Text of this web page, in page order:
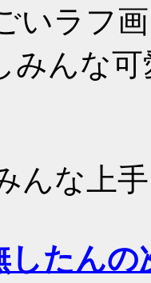
いラフ
んな可
んな上
したんの